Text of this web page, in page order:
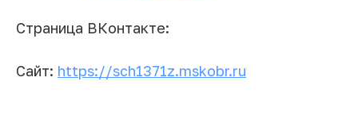
Страница ВКонтакте:
Сайт: https://sch1371z.mskobr.ru